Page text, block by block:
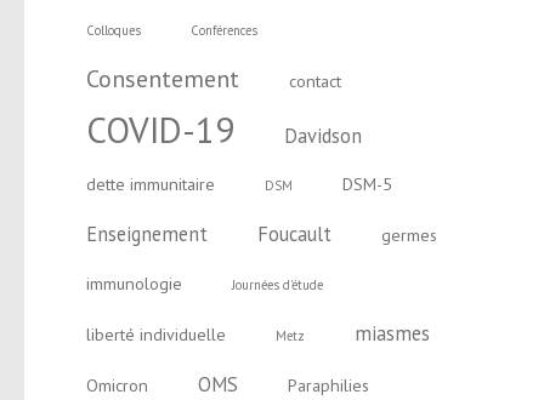
Colloques Conférences
Consentement contact
COVID-19 Davidson
dette immunitaire DSM DSM-5
Enseignement Foucault germes
immunologie Journées d'étude
liberté individuelle Metz miasmes
Omicron OMS Paraphilies